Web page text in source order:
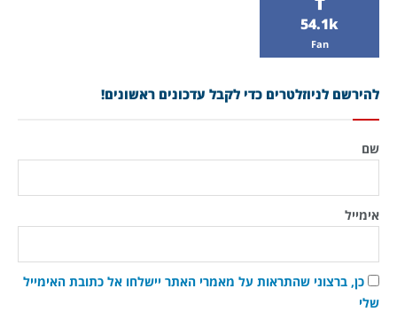
54.1k
Fan
להירשם לניוזלטרים כדי לקבל עדכונים ראשונים!
שם
אימייל
כן, ברצוני שהתראות על מאמרי האתר יישלחו אל כתובת האימייל
שלי